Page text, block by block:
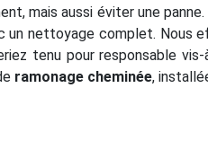
mais aussi éviter une
un nettoyage complet. Nous
tenu pour responsable
ramonage cheminée,